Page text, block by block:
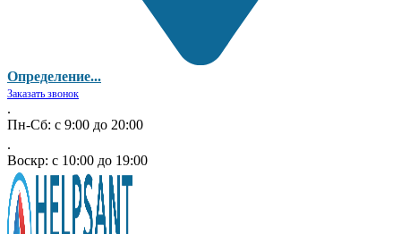
Определение...
Заказать звонок
.
Пн-Сб: с 9:00 до 20:00
.
Воскр: с 10:00 до 19:00